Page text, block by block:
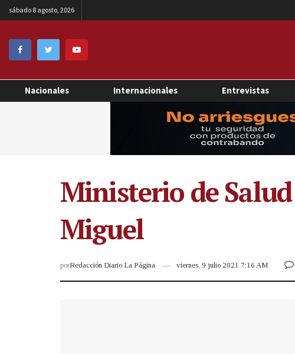
sábado 8 agosto, 2026
Nacionales Internacionales Entrevistas
Ministerio de
Miguel
porRedacción Diario La Página viernes, 9 julio 2021 7:16 AM